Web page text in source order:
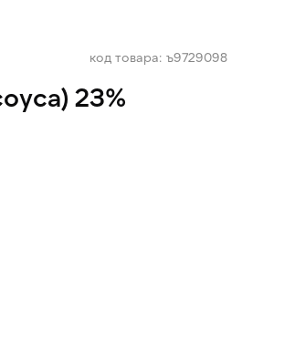
код товара: ъ9729098
23%